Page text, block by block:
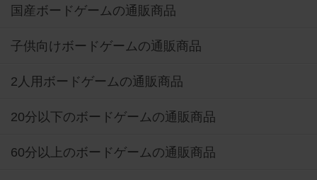
国産ボードゲームの通販商品
子供向けボードゲームの通販商品
2人用ボードゲームの通販商品
20分以下のボードゲームの通販商品
60分以上のボードゲームの通販商品